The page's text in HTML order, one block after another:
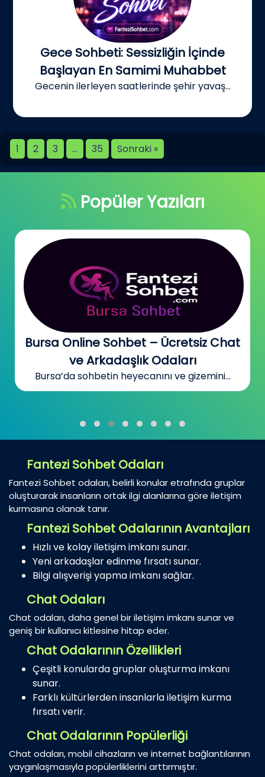
Gece Sohbeti: Sessizliğin İçinde
Başlayan En Samimi Muhabbet
Gecenin ilerleyen saatlerinde şehir yavaş...
1 2 3 … 35 Sonraki »
Popüler Yazıları
Bursa Online Sohbet – Ücretsiz Chat
ve Arkadaşlık Odaları
Bursa’da sohbetin heyecanını ve gizemini...
Fantezi Sohbet Odaları
Fantezi Sohbet odaları, belirli konular etrafında gruplar
oluşturarak insanların ortak ilgi alanlarına göre iletişim
kurmasına olanak tanır.
Fantezi Sohbet Odalarının Avantajları
Hızlı ve kolay iletişim imkanı sunar.
Yeni arkadaşlar edinme fırsatı sunar.
Bilgi alışverişi yapma imkanı sağlar.
Chat Odaları
Chat odaları, daha genel bir iletişim imkanı sunar ve
geniş bir kullanıcı kitlesine hitap eder.
Chat Odalarının Özellikleri
Çeşitli konularda gruplar oluşturma imkanı
sunar.
Farklı kültürlerden insanlarla iletişim kurma
fırsatı verir.
Chat Odalarının Popülerliği
Chat odaları, mobil cihazların ve internet bağlantılarının
yaygınlaşmasıyla popülerliklerini arttırmıştır.